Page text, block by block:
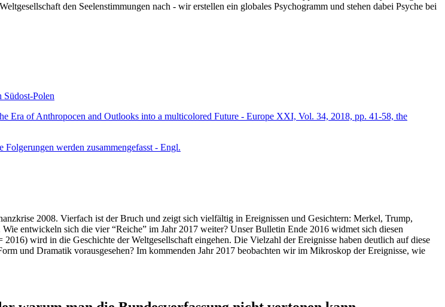
den Seelenstimmungen nach - wir erstellen ein globales Psychogramm und stehen dabei Psyche bei
Polen
of Anthropocen and Outlooks into a multicolored Future - Europe XXI, Vol. 34, 2018, pp. 41-58, the
werden zusammengefasst - Engl.
2008. Vierfach ist der Bruch und zeigt sich vielfältig in Ereignissen und Gesichtern: Merkel, Trump,
entwickeln sich die vier “Reiche” im Jahr 2017 weiter? Unser Bulletin Ende 2016 widmet sich diesen
wird in die Geschichte der Weltgesellschaft eingehen. Die Vielzahl der Ereignisse haben deutlich auf diese
und Dramatik vorausgesehen? Im kommenden Jahr 2017 beobachten wir im Mikroskop der Ereignisse, wie